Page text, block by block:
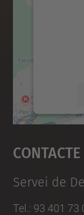
Contacte
Servei de
Tel. : 93 401 73